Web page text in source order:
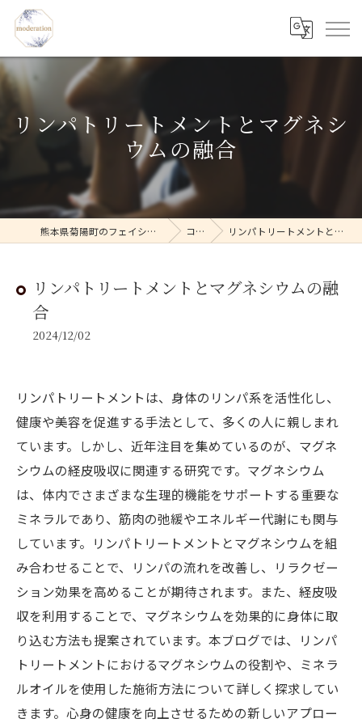
リンパトリートメントとマグネシ
ウムの融合
熊本県菊陽町のフェイシャルならmoderation コラム リンパトリートメントとマグネシウムの融合
リンパトリートメントとマグネシウムの融
合
2024/12/02
リンパトリートメントは、身体のリンパ系を活性化し、
健康や美容を促進する手法として、多くの人に親しまれ
ています。しかし、近年注目を集めているのが、マグネ
シウムの経皮吸収に関連する研究です。マグネシウム
は、体内でさまざまな生理的機能をサポートする重要な
ミネラルであり、筋肉の弛緩やエネルギー代謝にも関与
しています。リンパトリートメントとマグネシウムを組
み合わせることで、リンパの流れを改善し、リラクゼー
ション効果を高めることが期待されます。また、経皮吸
収を利用することで、マグネシウムを効果的に身体に取
り込む方法も提案されています。本ブログでは、リンパ
トリートメントにおけるマグネシウムの役割や、ミネラ
ルオイルを使用した施術方法について詳しく探求してい
きます。心身の健康を向上させるための新しいアプロー